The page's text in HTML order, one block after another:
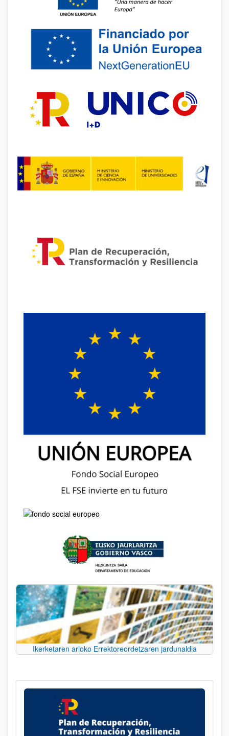
Ikerketaren arloko Errektoreordetzaren jardunaldia